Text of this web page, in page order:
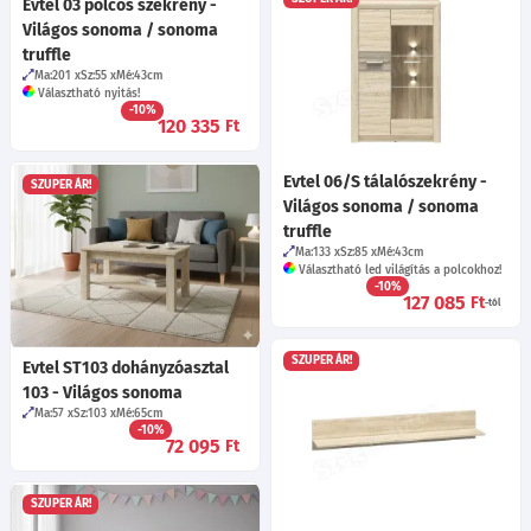
Evtel 03 polcos szekrény -
Világos sonoma / sonoma
truffle
Ma:201 Sz:55 Mé:43cm
Választható nyitás!
-10%
120 335 Ft
Evtel 06/S tálalószekrény -
Világos sonoma / sonoma
truffle
Ma:133 Sz:85 Mé:43cm
Választható led világítás a polcokhoz!
-10%
127 085 Ft-tól
SZUPER ÁR!
Evtel ST103 dohányzóasztal
103 - Világos sonoma
Ma:57 Sz:103 Mé:65cm
-10%
72 095 Ft
SZUPER ÁR!
SZUPER ÁR!